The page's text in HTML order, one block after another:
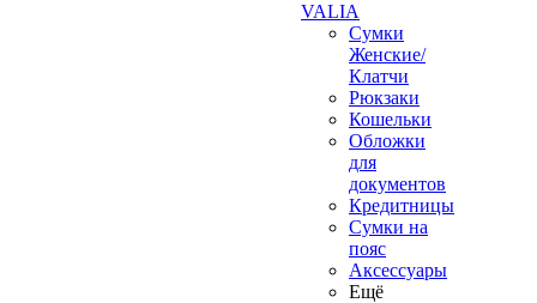
VALIA
Сумки
Женские/
Клатчи
Рюкзаки
Кошельки
Обложки
для
документов
Кредитницы
Сумки на
пояс
Аксессуары
Ещё